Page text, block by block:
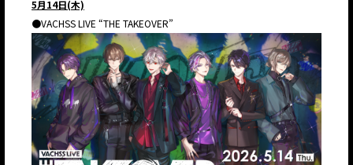
5月14日(木)
●VACHSS LIVE “THE TAKEOVER”